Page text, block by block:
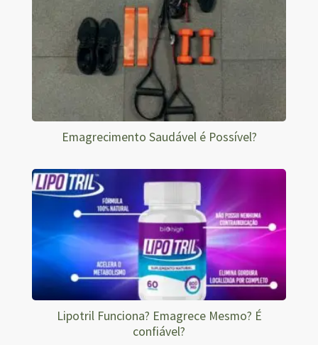
Emagrecimento Saudável é Possível?
Lipotril Funciona? Emagrece Mesmo? É
confiável?